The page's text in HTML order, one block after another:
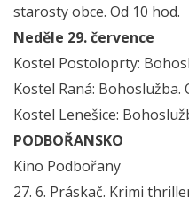
starosty obce. Od 10 hod.
Neděle 29. července
Kostel Postoloprty:
Kostel Raná: Bohoslužba.
Kostel Lenešice:
PODBOŘANSKO
Kino Podbořany
27. 6. Práskač. Krimi